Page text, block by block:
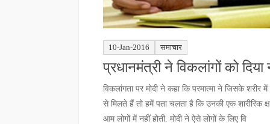
10-Jan-2016 समाचार
प्रधानमंत्री ने विकलांगों को दिया
विकलांगता पर मोदी ने कहा कि परमात्मा ने जिसके
से मिलते हैं तो हमें पता चलता है कि उनकी एक शारीरिक
आम लोगों में नहीं होती. मोदी ने ऐसे लोगों के लिए वि